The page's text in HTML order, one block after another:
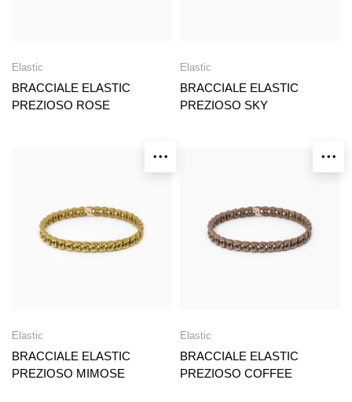
Elastic
BRACCIALE ELASTIC
PREZIOSO ROSE
Elastic
BRACCIALE ELASTIC
PREZIOSO SKY
Elastic
BRACCIALE ELASTIC
PREZIOSO MIMOSE
Elastic
BRACCIALE ELASTIC
PREZIOSO COFFEE